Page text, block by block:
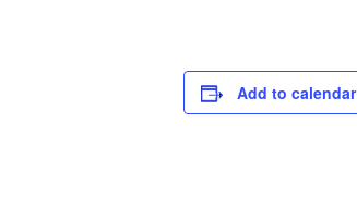
Add to calendar